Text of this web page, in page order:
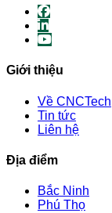
Giới thiệu
Về CNCTech
Tin tức
Liên hệ
Địa điểm
Bắc Ninh
Phú Thọ